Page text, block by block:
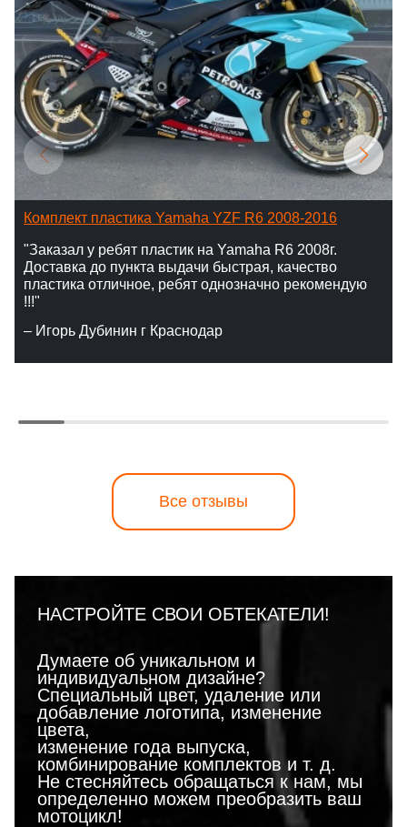
Комплект пластика Yamaha YZF R6 2008-2016
"Заказал у ребят пластик на Yamaha R6 2008г.
Доставка до пункта выдачи быстрая, качество
пластика отличное, ребят однозначно рекомендую
!!!"
– Игорь Дубинин г Краснодар
Все отзывы
НАСТРОЙТЕ СВОИ ОБТЕКАТЕЛИ!
Думаете об уникальном и
индивидуальном дизайне?
Специальный цвет, удаление или
добавление логотипа, изменение
цвета,
изменение года выпуска,
комбинирование комплектов и т. д.
Не стесняйтесь обращаться к нам, мы
определенно можем преобразить ваш
мотоцикл!